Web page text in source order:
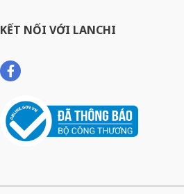
KẾT NỐI VỚI LANCHI